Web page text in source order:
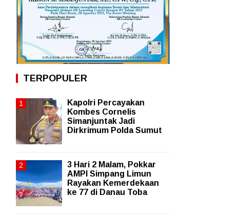
TERPOPULER
Kapolri Percayakan
Kombes Cornelis
Simanjuntak Jadi
Dirkrimum Polda Sumut
3 Hari 2 Malam, Pokkar
AMPI Simpang Limun
Rayakan Kemerdekaan
ke 77 di Danau Toba